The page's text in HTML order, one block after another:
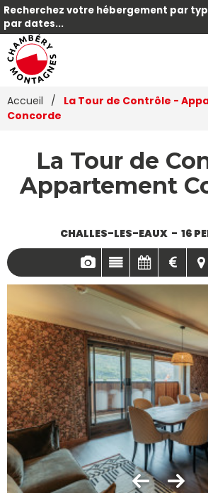
Recherchez votre hébergement par
par dates...
Accueil /
La Tour de Contrôle -
Concorde
La Tour de
Appartement
CHALLES-LES-EAUX 16